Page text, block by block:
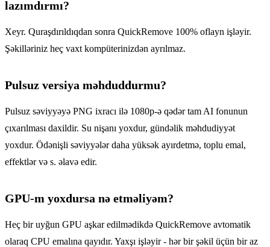
lazımdırmı?
Xeyr. Quraşdırıldıqdan sonra QuickRemove 100% oflayn işləyir.
Şəkilləriniz heç vaxt kompüterinizdən ayrılmaz.
Pulsuz versiya məhduddurmu?
Pulsuz səviyyəyə PNG ixracı ilə 1080p-ə qədər tam AI fonunun
çıxarılması daxildir. Su nişanı yoxdur, gündəlik məhdudiyyət
yoxdur. Ödənişli səviyyələr daha yüksək ayırdetmə, toplu emal,
effektlər və s. əlavə edir.
GPU-m yoxdursa nə etməliyəm?
Heç bir uyğun GPU aşkar edilmədikdə QuickRemove avtomatik
olaraq CPU emalına qayıdır. Yaxşı işləyir - hər bir şəkil üçün bir az